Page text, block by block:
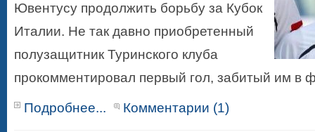
Ювентусу продолжить борьбу за Кубок
Италии. Не так давно приобретенный
полузащитник Туринского клуба
прокомментировал первый гол, забитый им в
Подробнее... Комментарии (1)